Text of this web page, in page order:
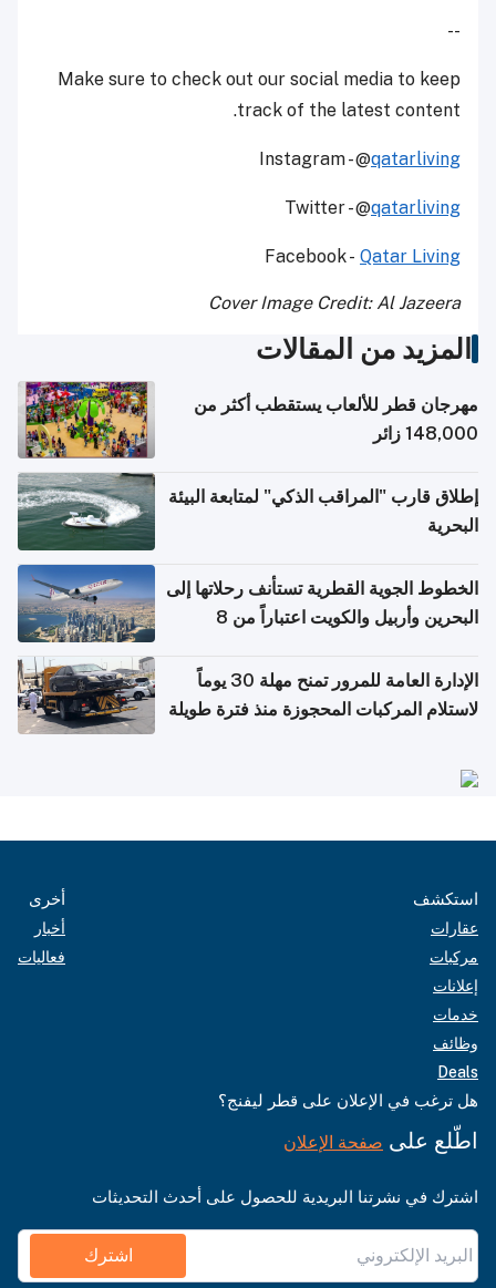
--
Make sure to check out our social media to keep
track of the latest content.
Instagram - @qatarliving
Twitter - @qatarliving
Facebook - Qatar Living
Cover Image Credit: Al Jazeera
المزيد من المقالات
مهرجان قطر للألعاب يستقطب أكثر من
148,000 زائر
إطلاق قارب "المراقب الذكي" لمتابعة البيئة
البحرية
الخطوط الجوية القطرية تستأنف رحلاتها إلى
البحرين وأربيل والكويت اعتباراً من 8
الإدارة العامة للمرور تمنح مهلة 30 يوماً
لاستلام المركبات المحجوزة منذ فترة طويلة
استكشف
عقارات
مركبات
إعلانات
خدمات
وظائف
Deals
أخرى
أخبار
فعاليات
هل ترغب في الإعلان على قطر ليفنج؟
اطّلع على صفحة الإعلان
اشترك في نشرتنا البريدية للحصول على أحدث التحديثات
اشترك